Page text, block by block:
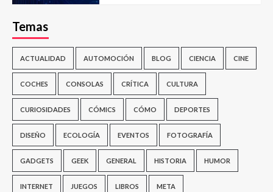
Temas
ACTUALIDAD AUTOMOCIÓN BLOG CIENCIA CINE
COCHES CONSOLAS CRÍTICA CULTURA
CURIOSIDADES CÓMICS CÓMO DEPORTES
DISEÑO ECOLOGÍA EVENTOS FOTOGRAFÍA
GADGETS GEEK GENERAL HISTORIA HUMOR
INTERNET JUEGOS LIBROS META